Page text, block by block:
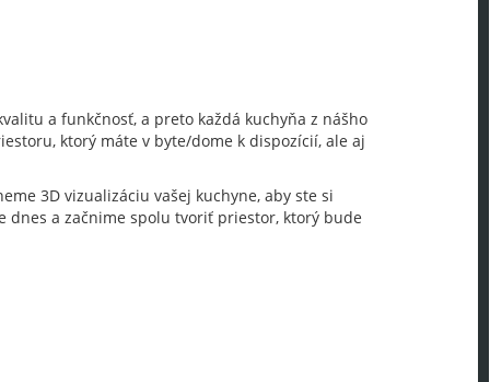
a funkčnosť, a preto každá kuchyňa z nášho
ktorý máte v byte/dome k dispozícií, ale aj
3D vizualizáciu vašej kuchyne, aby ste si
dnes a začnime spolu tvoriť priestor, ktorý bude